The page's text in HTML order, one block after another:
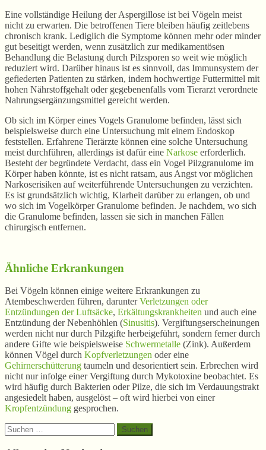
Eine vollständige Heilung der Aspergillose ist bei Vögeln meist
nicht zu erwarten. Die betroffenen Tiere bleiben häufig zeitlebens
chronisch krank. Lediglich die Symptome können mehr oder minder
gut beseitigt werden, wenn zusätzlich zur medikamentösen
Behandlung die Belastung durch Pilzsporen so weit wie möglich
reduziert wird. Darüber hinaus ist es sinnvoll, das Immunsystem der
gefiederten Patienten zu stärken, indem hochwertige Futtermittel mit
hohen Nährstoffgehalt oder gegebenenfalls vom Tierarzt verordnete
Nahrungsergänzungsmittel gereicht werden.
Ob sich im Körper eines Vogels Granulome befinden, lässt sich
beispielsweise durch eine Untersuchung mit einem Endoskop
feststellen. Erfahrene Tierärzte können eine solche Untersuchung
meist durchführen, allerdings ist dafür eine Narkose erforderlich.
Besteht der begründete Verdacht, dass ein Vogel Pilzgranulome im
Körper haben könnte, ist es nicht ratsam, aus Angst vor möglichen
Narkoserisiken auf weiterführende Untersuchungen zu verzichten.
Es ist grundsätzlich wichtig, Klarheit darüber zu erlangen, ob und
wo sich im Vogelkörper Granulome befinden. Je nachdem, wo sich
die Granulome befinden, lassen sie sich in manchen Fällen
chirurgisch entfernen.
Ähnliche Erkrankungen
Bei Vögeln können einige weitere Erkrankungen zu
Atembeschwerden führen, darunterVerletzungen oder
Entzündungen der Luftsäcke, Erkältungskrankheiten und auch eine
Entzündung der Nebenhöhlen (Sinusitis). Vergiftungserscheinungen
werden nicht nur durch Pilzgifte herbeigeführt, sondern ferner durch
andere Gifte wie beispielsweise Schwermetalle (Zink). Außerdem
können Vögel durch Kopfverletzungen oder eine
Gehirnerschütterung taumeln und desorientiert sein. Erbrechen wird
nicht nur infolge einer Vergiftung durch Mykotoxine beobachtet. Es
wird häufig durch Bakterien oder Pilze, die sich im Verdauungstrakt
angesiedelt haben, ausgelöst – oft wird hierbei von einer
Kropfentzündung gesprochen.
Suchen
nach: